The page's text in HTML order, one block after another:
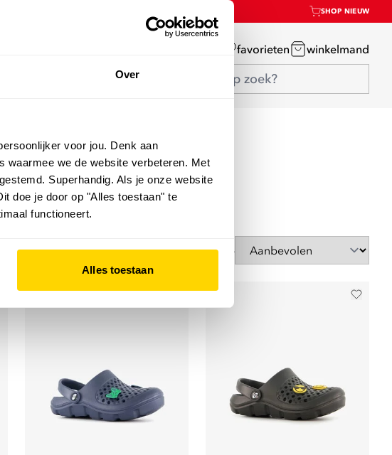
Over
voor jou. Denk aan
waarmee we de website verbeteren. Met
Superhandig. Als je onze website
doe je door op "Alles toestaan" te
functioneert.
Alles toestaan
SHOP NIEUW
favorieten winkelmand
Sorteer op